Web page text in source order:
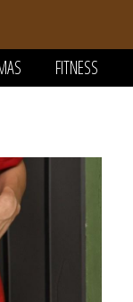
FITNESS